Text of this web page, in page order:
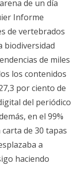
de un día
Informe
de vertebrados
biodiversidad
de miles
los contenidos
por ciento de
del periódico
en el 99%
de 30 tapas
a
haciendo